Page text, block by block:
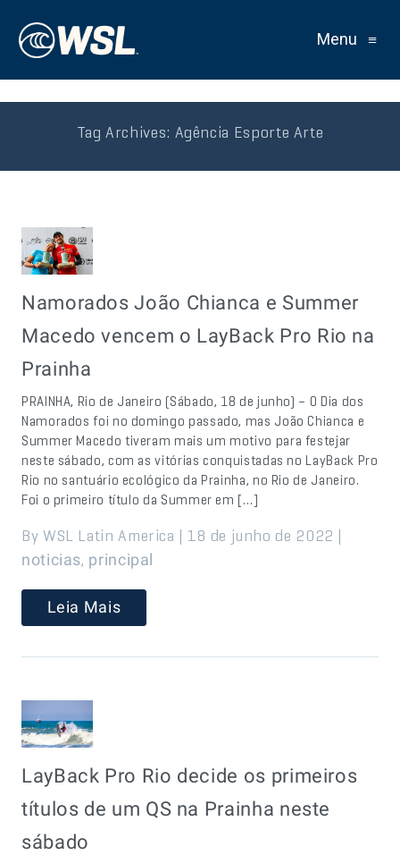
Menu ≡
Tag Archives: Agência Esporte Arte
Namorados João Chianca e Summer
Macedo vencem o LayBack Pro Rio na
Prainha
PRAINHA, Rio de Janeiro (Sábado, 18 de junho) – O Dia dos
Namorados foi no domingo passado, mas João Chianca e
Summer Macedo tiveram mais um motivo para festejar
neste sábado, com as vitórias conquistadas no LayBack Pro
Rio no santuário ecológico da Prainha, no Rio de Janeiro.
Foi o primeiro título da Summer em […]
By WSL Latin America | 18 de junho de 2022 |
noticias, principal
Leia Mais
LayBack Pro Rio decide os primeiros
títulos de um QS na Prainha neste
sábado